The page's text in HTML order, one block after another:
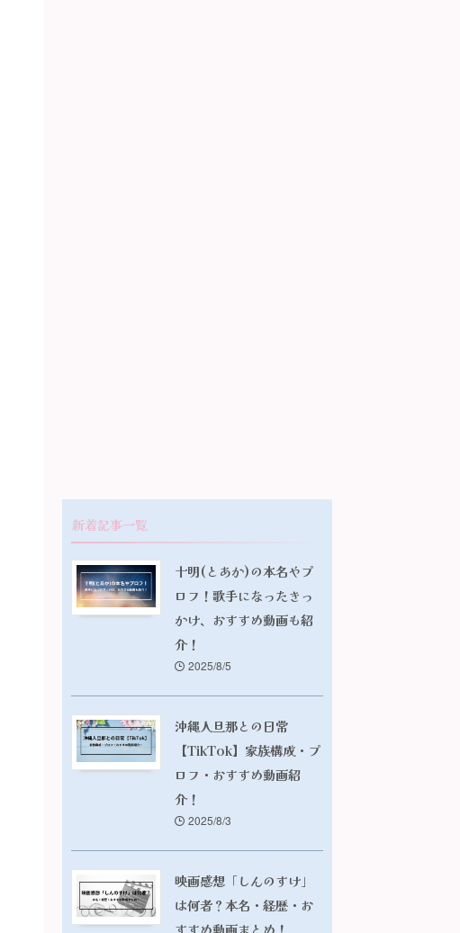
新着記事一覧
十明(とあか)の本名やプ
ロフ！歌手になったきっ
かけ、おすすめ動画も紹
介！
2025/8/5
沖縄人旦那との日常
【TikTok】家族構成・プ
ロフ・おすすめ動画紹
介！
2025/8/3
映画感想「しんのすけ」
は何者？本名・経歴・お